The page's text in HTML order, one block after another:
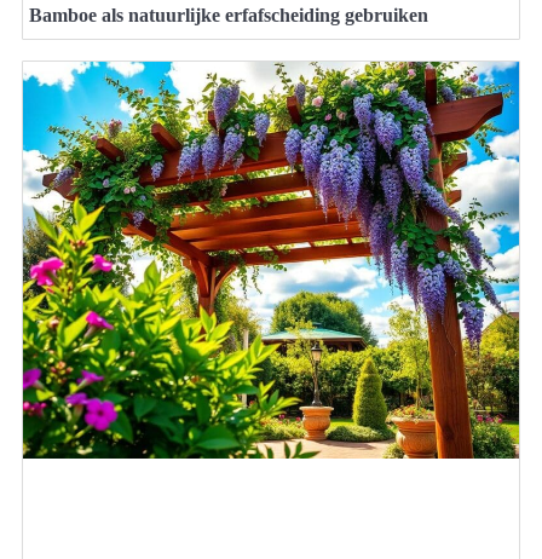
Bamboe als natuurlijke erfafscheiding gebruiken